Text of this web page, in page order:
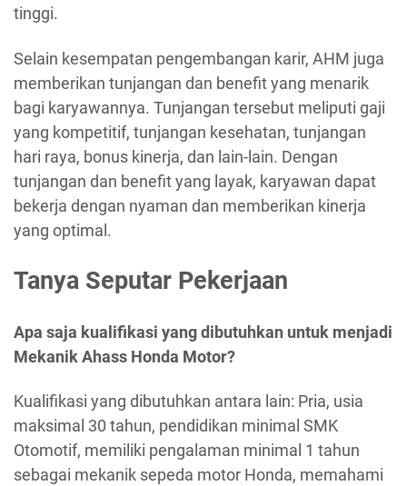
tinggi.
Selain kesempatan pengembangan karir, AHM juga
memberikan tunjangan dan benefit yang menarik
bagi karyawannya. Tunjangan tersebut meliputi gaji
yang kompetitif, tunjangan kesehatan, tunjangan
hari raya, bonus kinerja, dan lain-lain. Dengan
tunjangan dan benefit yang layak, karyawan dapat
bekerja dengan nyaman dan memberikan kinerja
yang optimal.
Tanya Seputar Pekerjaan
Apa saja kualifikasi yang dibutuhkan untuk menjadi
Mekanik Ahass Honda Motor?
Kualifikasi yang dibutuhkan antara lain: Pria, usia
maksimal 30 tahun, pendidikan minimal SMK
Otomotif, memiliki pengalaman minimal 1 tahun
sebagai mekanik sepeda motor Honda, memahami